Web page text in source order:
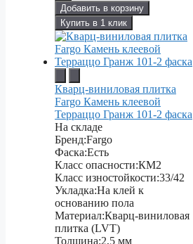
Добавить в корзину
Купить в 1 клик
Кварц-виниловая плитка
Fargo Камень клеевой
Терраццо Гранж 101-2 фаска
На складе
Бренд:Fargo
Фаска:Есть
Класс опасности:КМ2
Класс изностойкости:33/42
Укладка:На клей к
основанию пола
Материал:Кварц-виниловая
плитка (LVT)
Толщина:2,5 мм